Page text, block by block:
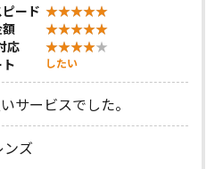
ード
応
したい
サービスでした。
ンズ